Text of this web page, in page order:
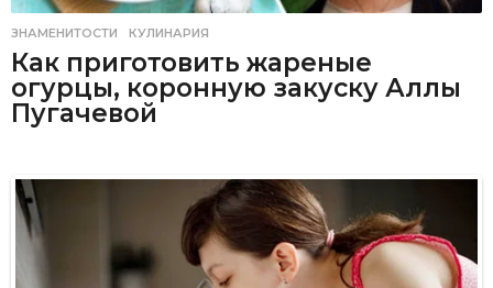
ЗНАМЕНИТОСТИ ,КУЛИНАРИЯ
Как приготовить жареные
огурцы, коронную закуску Аллы
Пугачевой